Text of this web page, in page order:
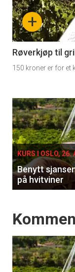
-
section
11
Ukens
vin
+
Røverkjøp til
150 kroner er for et
Events
single
KURS I OSLO, 26.
Benytt
på hvitviner
Events